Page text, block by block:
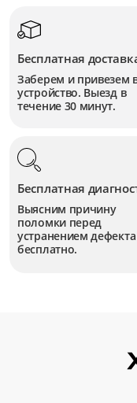
Бесплатная
Заберем и привезем
устройство. Выезд в
течение 30 минут.
Бесплатная
Выясним причину
поломки перед
устранением
бесплатно.